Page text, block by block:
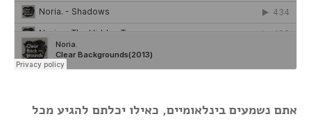
אתם נשמעים בינלאומיים, כאילו יכלתם להגיע מכל